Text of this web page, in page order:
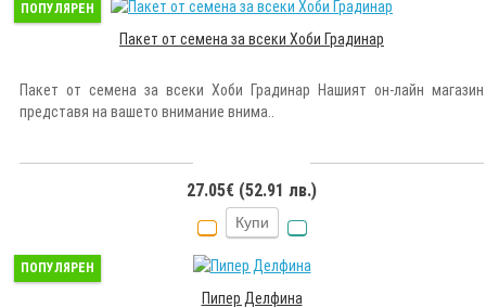
ПОПУЛЯРЕН
Пакет от семена за всеки Хоби Градинар
Пакет от семена за всеки Хоби Градинар Нашият он-лайн магазин
представя на вашето внимание внима..
27.05€ (52.91 лв.)
Купи
ПОПУЛЯРЕН
Пипер Делфина